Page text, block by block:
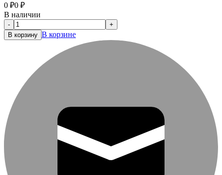
0 ₽0 ₽
В наличии
-
+
В корзину В корзине